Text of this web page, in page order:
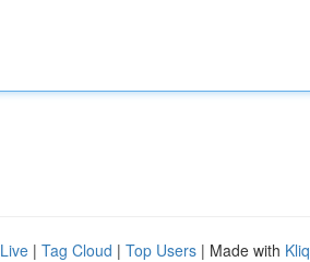
Live | Tag Cloud | Top Users | Made with